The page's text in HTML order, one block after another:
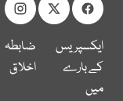
ایکسپریس
کے بارے
میں
ضابطہ
اخلاق